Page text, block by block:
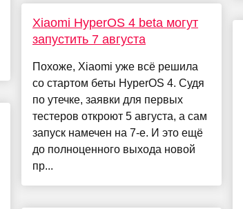
Xiaomi HyperOS 4 beta могут
запустить 7 августа
Похоже, Xiaomi уже всё решила
со стартом беты HyperOS 4. Судя
по утечке, заявки для первых
тестеров откроют 5 августа, а сам
запуск намечен на 7-е. И это ещё
до полноценного выхода новой
пр...